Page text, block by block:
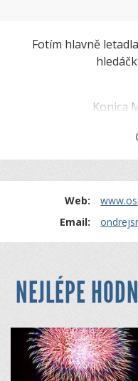
Fotím hlavně
Konica
KM AF DT
Sigma
Web:
Email:
NEJLÉPE